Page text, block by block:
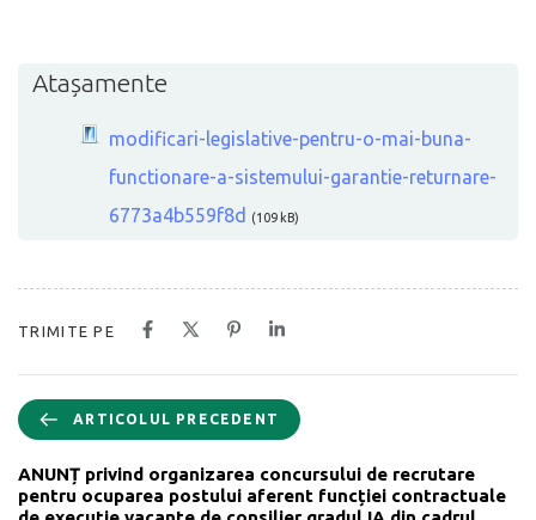
Atașamente
modificari-legislative-pentru-o-mai-buna-
functionare-a-sistemului-garantie-returnare-
6773a4b559f8d
(109 kB)
TRIMITE PE
ARTICOLUL PRECEDENT
ANUNȚ privind organizarea concursului de recrutare
pentru ocuparea postului aferent funcției contractuale